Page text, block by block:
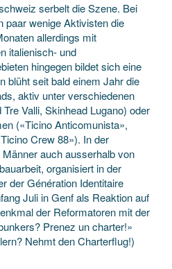
serbelt die Szene. Bei
paar wenige Aktivisten die
allerdings mit
italienisch- und
hingegen bildet sich eine
blüht seit bald einem Jahr die
aktiv unter verschiedenen
Valli, Skinhead Lugano) oder
(«Ticino Anticomunista»,
Crew 88»). In der
auch ausserhalb von
organisiert in der
der Génération Identitaire
Juli in Genf als Reaktion auf
der Reformatoren mit der
Prenez un charter!»
Nehmt den Charterflug!)